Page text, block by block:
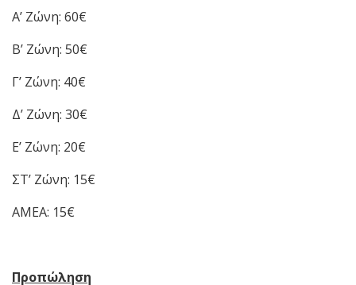
Α’ Ζώνη: 60€
Β’ Ζώνη: 50€
Γ’ Ζώνη: 40€
Δ’ Ζώνη: 30€
Ε’ Ζώνη: 20€
ΣΤ’ Ζώνη: 15€
ΑΜΕΑ: 15€
Προπώληση